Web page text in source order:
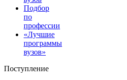
Подбор
по
профессии
«Лучшие
программы
вузов»
Поступление